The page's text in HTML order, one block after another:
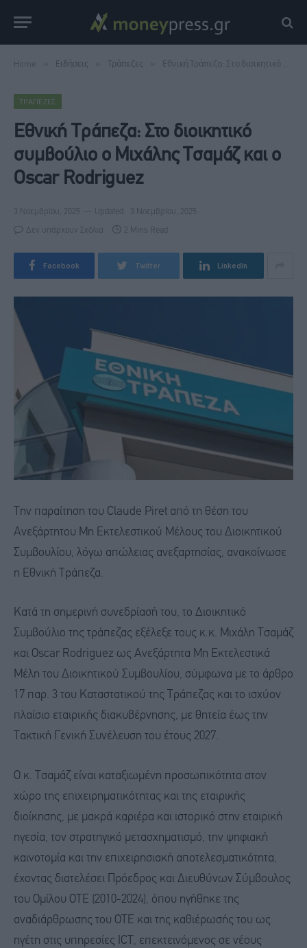
Home Ειδήσεις Τράπεζες Εθνική Τράπεζα: Στο διοικητικό συμβούλιο ο Μιχάλης Τσαμάζ και ο Oscar Rodriguez
ΤΡΆΠΕΖΕΣ
Εθνική Τράπεζα: Στο διοικητικό
συμβούλιο ο Μιχάλης Τσαμάζ και ο
Oscar Rodriguez
3 Νοεμβρίου, 2025 Updated: 3 Νοεμβρίου, 2025
Δεν υπάρχουν Σχόλια 2 Mins Read
Facebook Twitter LinkedIn
Την παραίτηση του Claude Piret από τη θέση του
Ανεξάρτητου Μη Εκτελεστικού Μέλους του Διοικητικού
Συμβουλίου, λόγω απώλειας ανεξαρτησίας, ανακοίνωσε
η Εθνική Τράπεζα.
Κατά τη σημερινή συνεδρίασή του, το Διοικητικό
Συμβούλιο της τράπεζας εξέλεξε τους κ.κ. Μιχάλη Τσαμάζ
και Oscar Rodriguez ως Ανεξάρτητα Μη Εκτελεστικά
Μέλη του Διοικητικού Συμβουλίου, σύμφωνα με το άρθρο
17 παρ. 3 του Καταστατικού της Τράπεζας και το ισχύον
πλαίσιο εταιρικής διακυβέρνησης, με θητεία έως την
Τακτική Γενική Συνέλευση του έτους 2027.
Ο κ. Τσαμάζ είναι καταξιωμένη προσωπικότητα στον
χώρο της επιχειρηματικότητας και της εταιρικής
διοίκησης, με μακρά καριέρα και ιστορικό στην εταιρική
ηγεσία, τον στρατηγικό μετασχηματισμό, την ψηφιακή
καινοτομία και την επιχειρησιακή αποτελεσματικότητα,
έχοντας διατελέσει Πρόεδρος και Διευθύνων Σύμβουλος
του Ομίλου ΟΤΕ (2010-2024), όπου ηγήθηκε της
αναδιάρθρωσης του ΟΤΕ και της καθιέρωσής του ως
ηγέτη στις υπηρεσίες ICT, επεκτεινόμενος σε νέους